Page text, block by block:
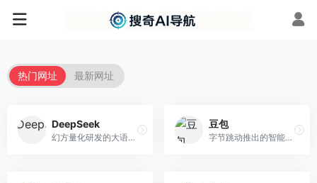
热门网址 最新网址
DeepSeek
幻方量化研发的大语言模型平台，专注于深度推理和代码生成能力。面向开发者、研究人员和技术爱好者，提供强大的逻辑推理和数学计算功能，开源生态完善，API接口友好。
豆包
字节跳动推出的智能对话助手平台，提供文本创作、知识问答、英语学习等多种AI服务。面向普通用户和内容创作者，支持多轮对话和文件解析，免费使用，响应速度快，中文理解能力强。